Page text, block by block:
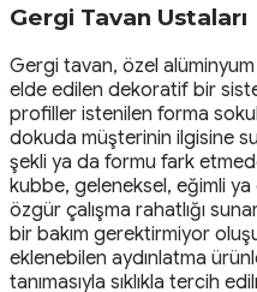
Gergi Tavan Ustaları
Gergi tavan, özel alüminyum
elde edilen dekoratif bir
profiller istenilen forma
dokuda müşterinin ilgisine
şekli ya da formu fark
kubbe, geleneksel, eğimli
özgür çalışma rahatlığı
bir bakım gerektirmiyor
eklenebilen aydınlatma
tanımasıyla sıklıkla tercih